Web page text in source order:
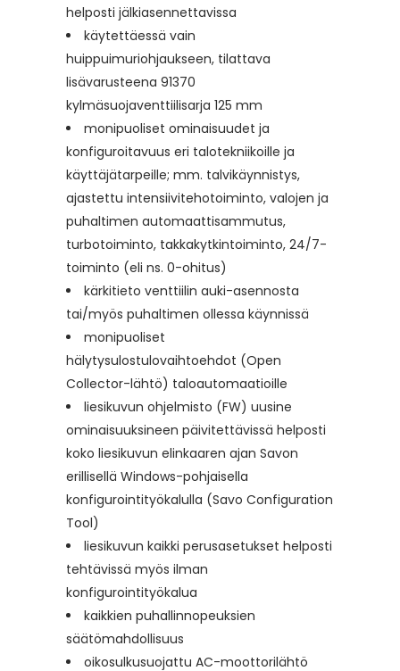
helposti jälkiasennettavissa
käytettäessä vain
huippuimuriohjaukseen, tilattava
lisävarusteena 91370
kylmäsuojaventtiilisarja 125 mm
monipuoliset ominaisuudet ja
konfiguroitavuus eri talotekniikoille ja
käyttäjätarpeille; mm. talvikäynnistys,
ajastettu intensiivitehotoiminto, valojen ja
puhaltimen automaattisammutus,
turbotoiminto, takkakytkintoiminto, 24/7-
toiminto (eli ns. 0-ohitus)
kärkitieto venttiilin auki-asennosta
tai/myös puhaltimen ollessa käynnissä
monipuoliset
hälytysulostulovaihtoehdot (Open
Collector-lähtö) taloautomaatioille
liesikuvun ohjelmisto (FW) uusine
ominaisuuksineen päivitettävissä helposti
koko liesikuvun elinkaaren ajan Savon
erillisellä Windows-pohjaisella
konfigurointityökalulla (Savo Configuration
Tool)
liesikuvun kaikki perusasetukset helposti
tehtävissä myös ilman
konfigurointityökalua
kaikkien puhallinnopeuksien
säätömahdollisuus
oikosulkusuojattu AC-moottorilähtö